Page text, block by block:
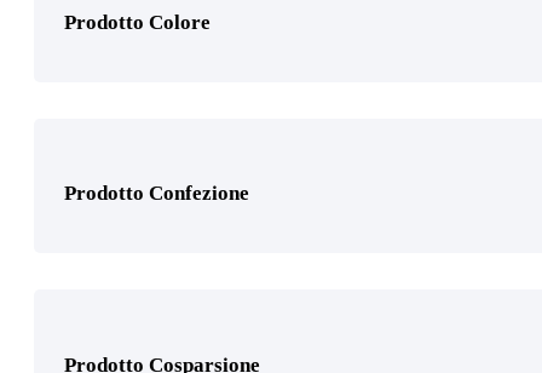
Prodotto Colore
Prodotto Confezione
Prodotto Cosparsione